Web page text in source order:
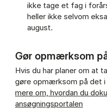
ikke tage et fag i
heller ikke selvom
august.
Gør opmærksom
Hvis du har planer om at
gøre opmærksom på det i
mere om, hvordan du
ansøgningsportalen